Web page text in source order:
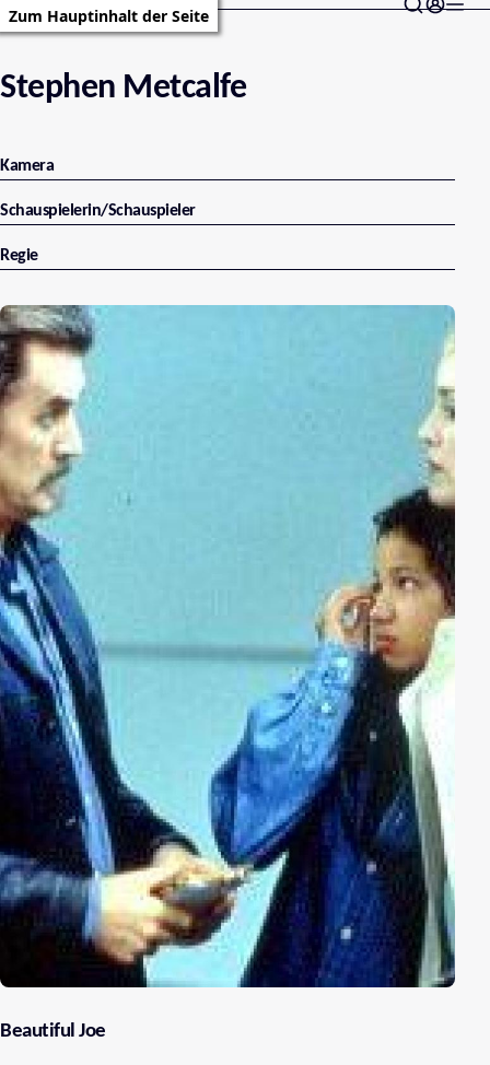
Zum Hauptinhalt der Seite
Stephen Metcalfe
Kamera
Schauspielerin/Schauspieler
Regie
Beautiful Joe